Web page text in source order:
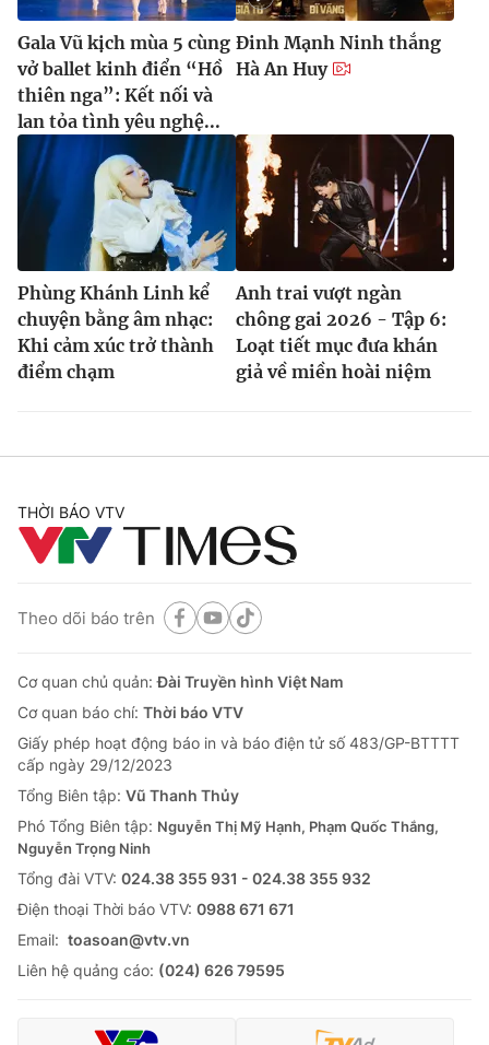
Gala Vũ kịch mùa 5 cùng
vở ballet kinh điển “Hồ
thiên nga”: Kết nối và
lan tỏa tình yêu nghệ...
Đinh Mạnh Ninh thắng
Hà An Huy
Phùng Khánh Linh kể
chuyện bằng âm nhạc:
Khi cảm xúc trở thành
điểm chạm
Anh trai vượt ngàn
chông gai 2026 - Tập 6:
Loạt tiết mục đưa khán
giả về miền hoài niệm
THỜI BÁO VTV
Theo dõi báo trên
Cơ quan chủ quản:Đài Truyền hình Việt Nam
Cơ quan báo chí: Thời báo VTV
Giấy phép hoạt động báo in và báo điện tử số 483/GP-BTTTT
cấp ngày 29/12/2023
Tổng Biên tập: Vũ Thanh Thủy
Phó Tổng Biên tập: Nguyễn Thị Mỹ Hạnh, Phạm Quốc Thắng,
Nguyễn Trọng Ninh
Tổng đài VTV: 024.38 355 931 - 024.38 355 932
Ðiện thoại Thời báo VTV: 0988 671 671
Email: toasoan@vtv.vn
Liên hệ quảng cáo: (024) 626 79595